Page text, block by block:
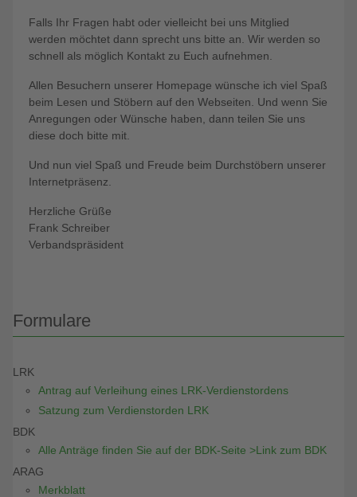
Falls Ihr Fragen habt oder vielleicht bei uns Mitglied
werden möchtet dann sprecht uns bitte an. Wir werden so
schnell als möglich Kontakt zu Euch aufnehmen.
Allen Besuchern unserer Homepage wünsche ich viel Spaß
beim Lesen und Stöbern auf den Webseiten. Und wenn Sie
Anregungen oder Wünsche haben, dann teilen Sie uns
diese doch bitte mit.
Und nun viel Spaß und Freude beim Durchstöbern unserer
Internetpräsenz.
Herzliche Grüße
Frank Schreiber
Verbandspräsident
Formulare
LRK
Antrag auf Verleihung eines LRK-Verdienstordens
Satzung zum Verdienstorden LRK
BDK
Alle Anträge finden Sie auf der BDK-Seite >Link zum BDK
ARAG
Merkblatt